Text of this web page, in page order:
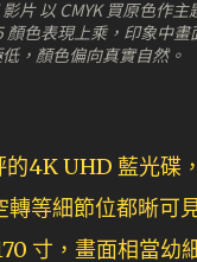
片 以 CMYK 買原色作
色表現上乘，印象中畫
，顏色偏向真實自然。